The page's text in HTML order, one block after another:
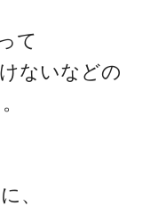
て
ないなどの
、